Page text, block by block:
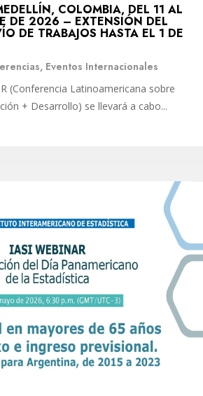
COLOMBIA, DEL 11 AL
DE 2026 – EXTENSIÓN DEL
DE TRABAJOS HASTA EL 1 DE
, Eventos Internacionales
(Conferencia Latinoamericana sobre
+ Desarrollo) se llevará a cabo...